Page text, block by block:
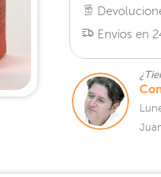
Envíos en